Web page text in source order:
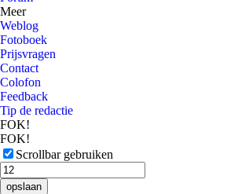
Meer
Weblog
Fotoboek
Prijsvragen
Contact
Colofon
Feedback
Tip de redactie
FOK!
FOK!
Scrollbar gebruiken
opslaan